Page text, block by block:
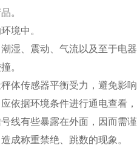
。
境中。
湿、震动、气流以及至于电
。
体传感器平衡受力，避免影响
依据环境条件进行通电查看
线有些暴露在外面，因而需谨
成称重禁绝、跳数的现象。